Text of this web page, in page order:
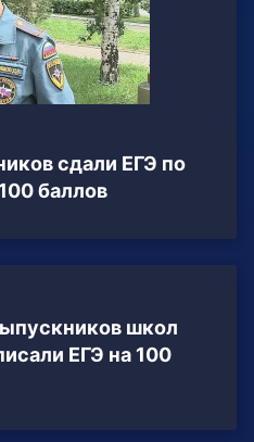
сдали ЕГЭ по
баллов
школ
ЕГЭ на 100